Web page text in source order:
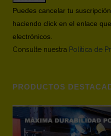
Puedes cancelar tu
haciendo click en el enlace
electrónicos.
Consulte nuestra Política de
PRODUCTOS